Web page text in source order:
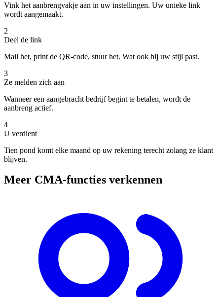
Vink het aanbrengvakje aan in uw instellingen. Uw unieke link
wordt aangemaakt.
2
Deel de link
Mail het, print de QR-code, stuur het. Wat ook bij uw stijl past.
3
Ze melden zich aan
Wanneer een aangebracht bedrijf begint te betalen, wordt de
aanbreng actief.
4
U verdient
Tien pond komt elke maand op uw rekening terecht zolang ze klant
blijven.
Meer CMA-functies verkennen